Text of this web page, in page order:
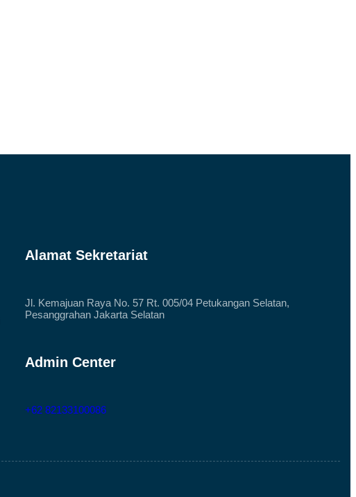
Alamat Sekretariat
Jl. Kemajuan Raya No. 57 Rt. 005/04 Petukangan Selatan,
Pesanggrahan Jakarta Selatan
Admin Center
+62 82133100086